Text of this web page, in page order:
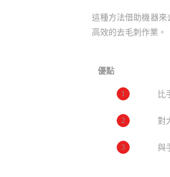
這種方法借助機器來
高效的去毛刺作業。
優點
1 比
2 對
3 與